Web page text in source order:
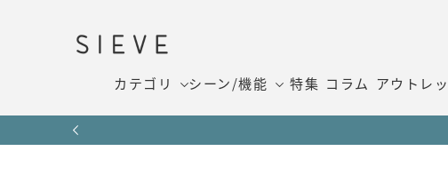
カテゴリ シーン/機能 特集 コラム アウトレ